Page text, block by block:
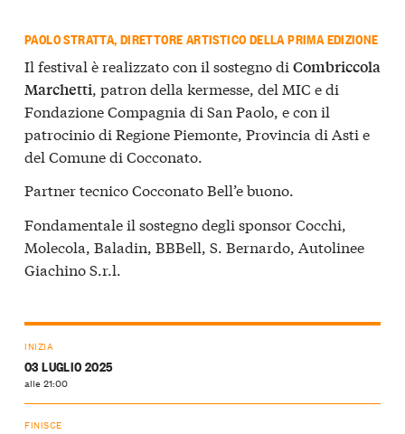
PAOLO STRATTA, DIRETTORE ARTISTICO DELLA PRIMA EDIZIONE
Il festival è realizzato con il sostegno di Combriccola
Marchetti, patron della kermesse, del MIC e di
Fondazione Compagnia di San Paolo, e con il
patrocinio di Regione Piemonte, Provincia di Asti e
del Comune di Cocconato.
Partner tecnico Cocconato Bell’e buono.
Fondamentale il sostegno degli sponsor Cocchi,
Molecola, Baladin, BBBell, S. Bernardo, Autolinee
Giachino S.r.l.
INIZIA
03 LUGLIO 2025
alle 21:00
FINISCE